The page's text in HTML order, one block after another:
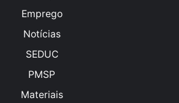
Emprego
Notícias
SEDUC
PMSP
Materiais